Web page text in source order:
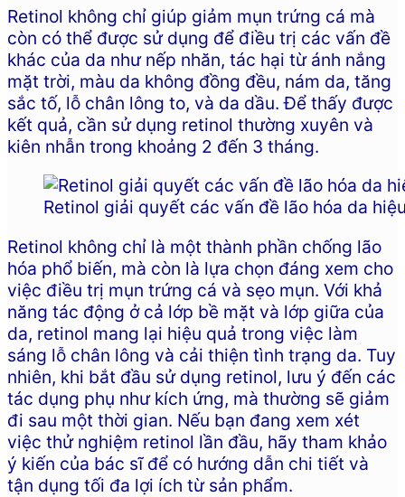
Retinol không chỉ giúp giảm mụn trứng cá mà
còn có thể được sử dụng để điều trị các vấn đề
khác của da như nếp nhăn, tác hại từ ánh nắng
mặt trời, màu da không đồng đều, nám da, tăng
sắc tố, lỗ chân lông to, và da dầu. Để thấy được
kết quả, cần sử dụng retinol thường xuyên và
kiên nhẫn trong khoảng 2 đến 3 tháng.
Retinol giải quyết các vấn đề lão hóa da
Retinol không chỉ là một thành phần chống lão
hóa phổ biến, mà còn là lựa chọn đáng xem cho
việc điều trị mụn trứng cá và sẹo mụn. Với khả
năng tác động ở cả lớp bề mặt và lớp giữa của
da, retinol mang lại hiệu quả trong việc làm
sáng lỗ chân lông và cải thiện tình trạng da. Tuy
nhiên, khi bắt đầu sử dụng retinol, lưu ý đến các
tác dụng phụ như kích ứng, mà thường sẽ giảm
đi sau một thời gian. Nếu bạn đang xem xét
việc thử nghiệm retinol lần đầu, hãy tham khảo
ý kiến của bác sĩ để có hướng dẫn chi tiết và
tận dụng tối đa lợi ích từ sản phẩm.